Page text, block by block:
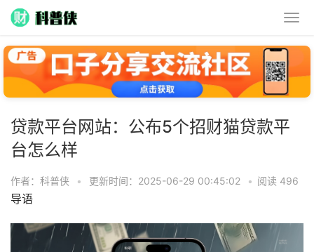
贷款平台网站：公布5个招财猫贷款平
台怎么样
作者：科普侠 • 更新时间：2025-06-29 00:45:02 • 阅读 496
导语